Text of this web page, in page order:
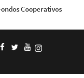
Cooperativos